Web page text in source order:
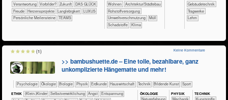
​​Verantwortung
​​Vorbilder? ​Zukunft
DAS GLÜCK
Freude
Herzensprojekte Langlebigkeit
LUXUS
Persönliche Meilensteine
TEAMS
​​​​Wohnen
​​​Architektur/­Städtebau
​​Rohstoffversorgung
​​Umweltverschmutzung
​Müll
​Schadstoffe
Klima
​​​​​Gebäudetechnik
​​​​​Tragwerke
Lehm
>> bambushuette.de – Eine tolle, bezahlbare, ganz
unkomplizierte Hängematte und mehr!
​​​​​​​​​​Psychologie ​​​​​​​​Ökologie ​​​​​​​Biologie ​​​​​​​Physik ​​​​​Erdkunde ​Haus­wirtschaft ​Technik Bildende Kunst
Sport
ETHIK (Klein-)Kinder ​​​​​​​​​​​​​​​​​​​​​​​​​​​​​​​​​​​​​​​​Selbst­verwirklichung ​​​​​​​​​​​​​Angst
​​​​​​​​​​​​​Entspannung
ÖKO​LOGIE
PHY​SIK
TECH​NIK
Keine Kommentare
(1)